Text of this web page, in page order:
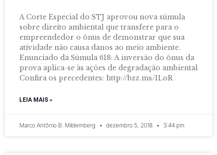
A Corte Especial do STJ aprovou nova súmula
sobre direito ambiental que transfere para o
empreendedor o ônus de demonstrar que sua
atividade não causa danos ao meio ambiente.
Enunciado da Súmula 618: A inversão do ônus da
prova aplica-se às ações de degradação ambiental
Confira os precedentes: http://bzz.ms/1LoR
LEIA MAIS »
Marco Antônio B. Mildemberg dezembro 5, 2018 3:44 pm